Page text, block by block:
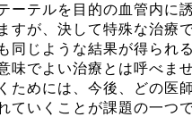
ーテルを目的の血管内に
すが、決して特殊な治療
同じような結果が得られ
味でよい治療とは呼べま
ためには、今後、どの医
ていくことが課題の一つ